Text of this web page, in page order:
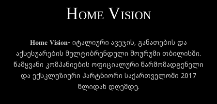
𝐇𝐨𝐦𝐞 𝐕𝐢𝐬𝐢𝐨𝐧- იტალიური ავეჯის, განათების და
აქსესუარების მულტიბრენდული შოურუმი თბილისში.
წამყვანი კომპანიების ოფიციალური წარმომადგენელი
და ექსკლუზიური პარტნიორი საქართველოში 2017
წლიდან დღემდე.